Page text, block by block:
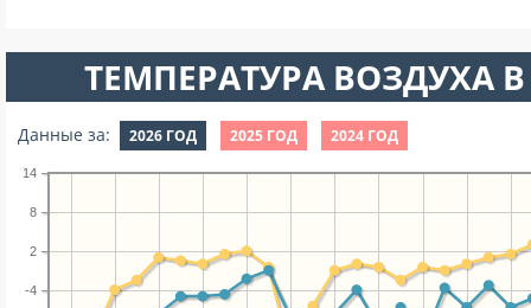
ТЕМПЕРАТУРА ВОЗДУХА В
Данные за: 2026 ГОД 2025 ГОД 2024 ГОД
-4
2
8
14